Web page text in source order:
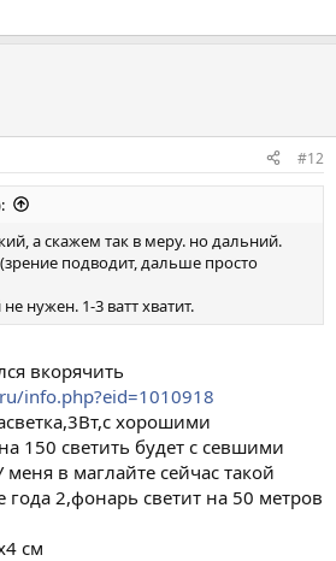
#12
а скажем так в меру. но дальний.
подводит, дальше просто
нужен. 1-3 ватт хватит.
вкорячить
info.php?eid=1010918
хорошими
150 светить будет с севшими
в маглайте сейчас такой
года 2,фонарь светит на 50 метров
см